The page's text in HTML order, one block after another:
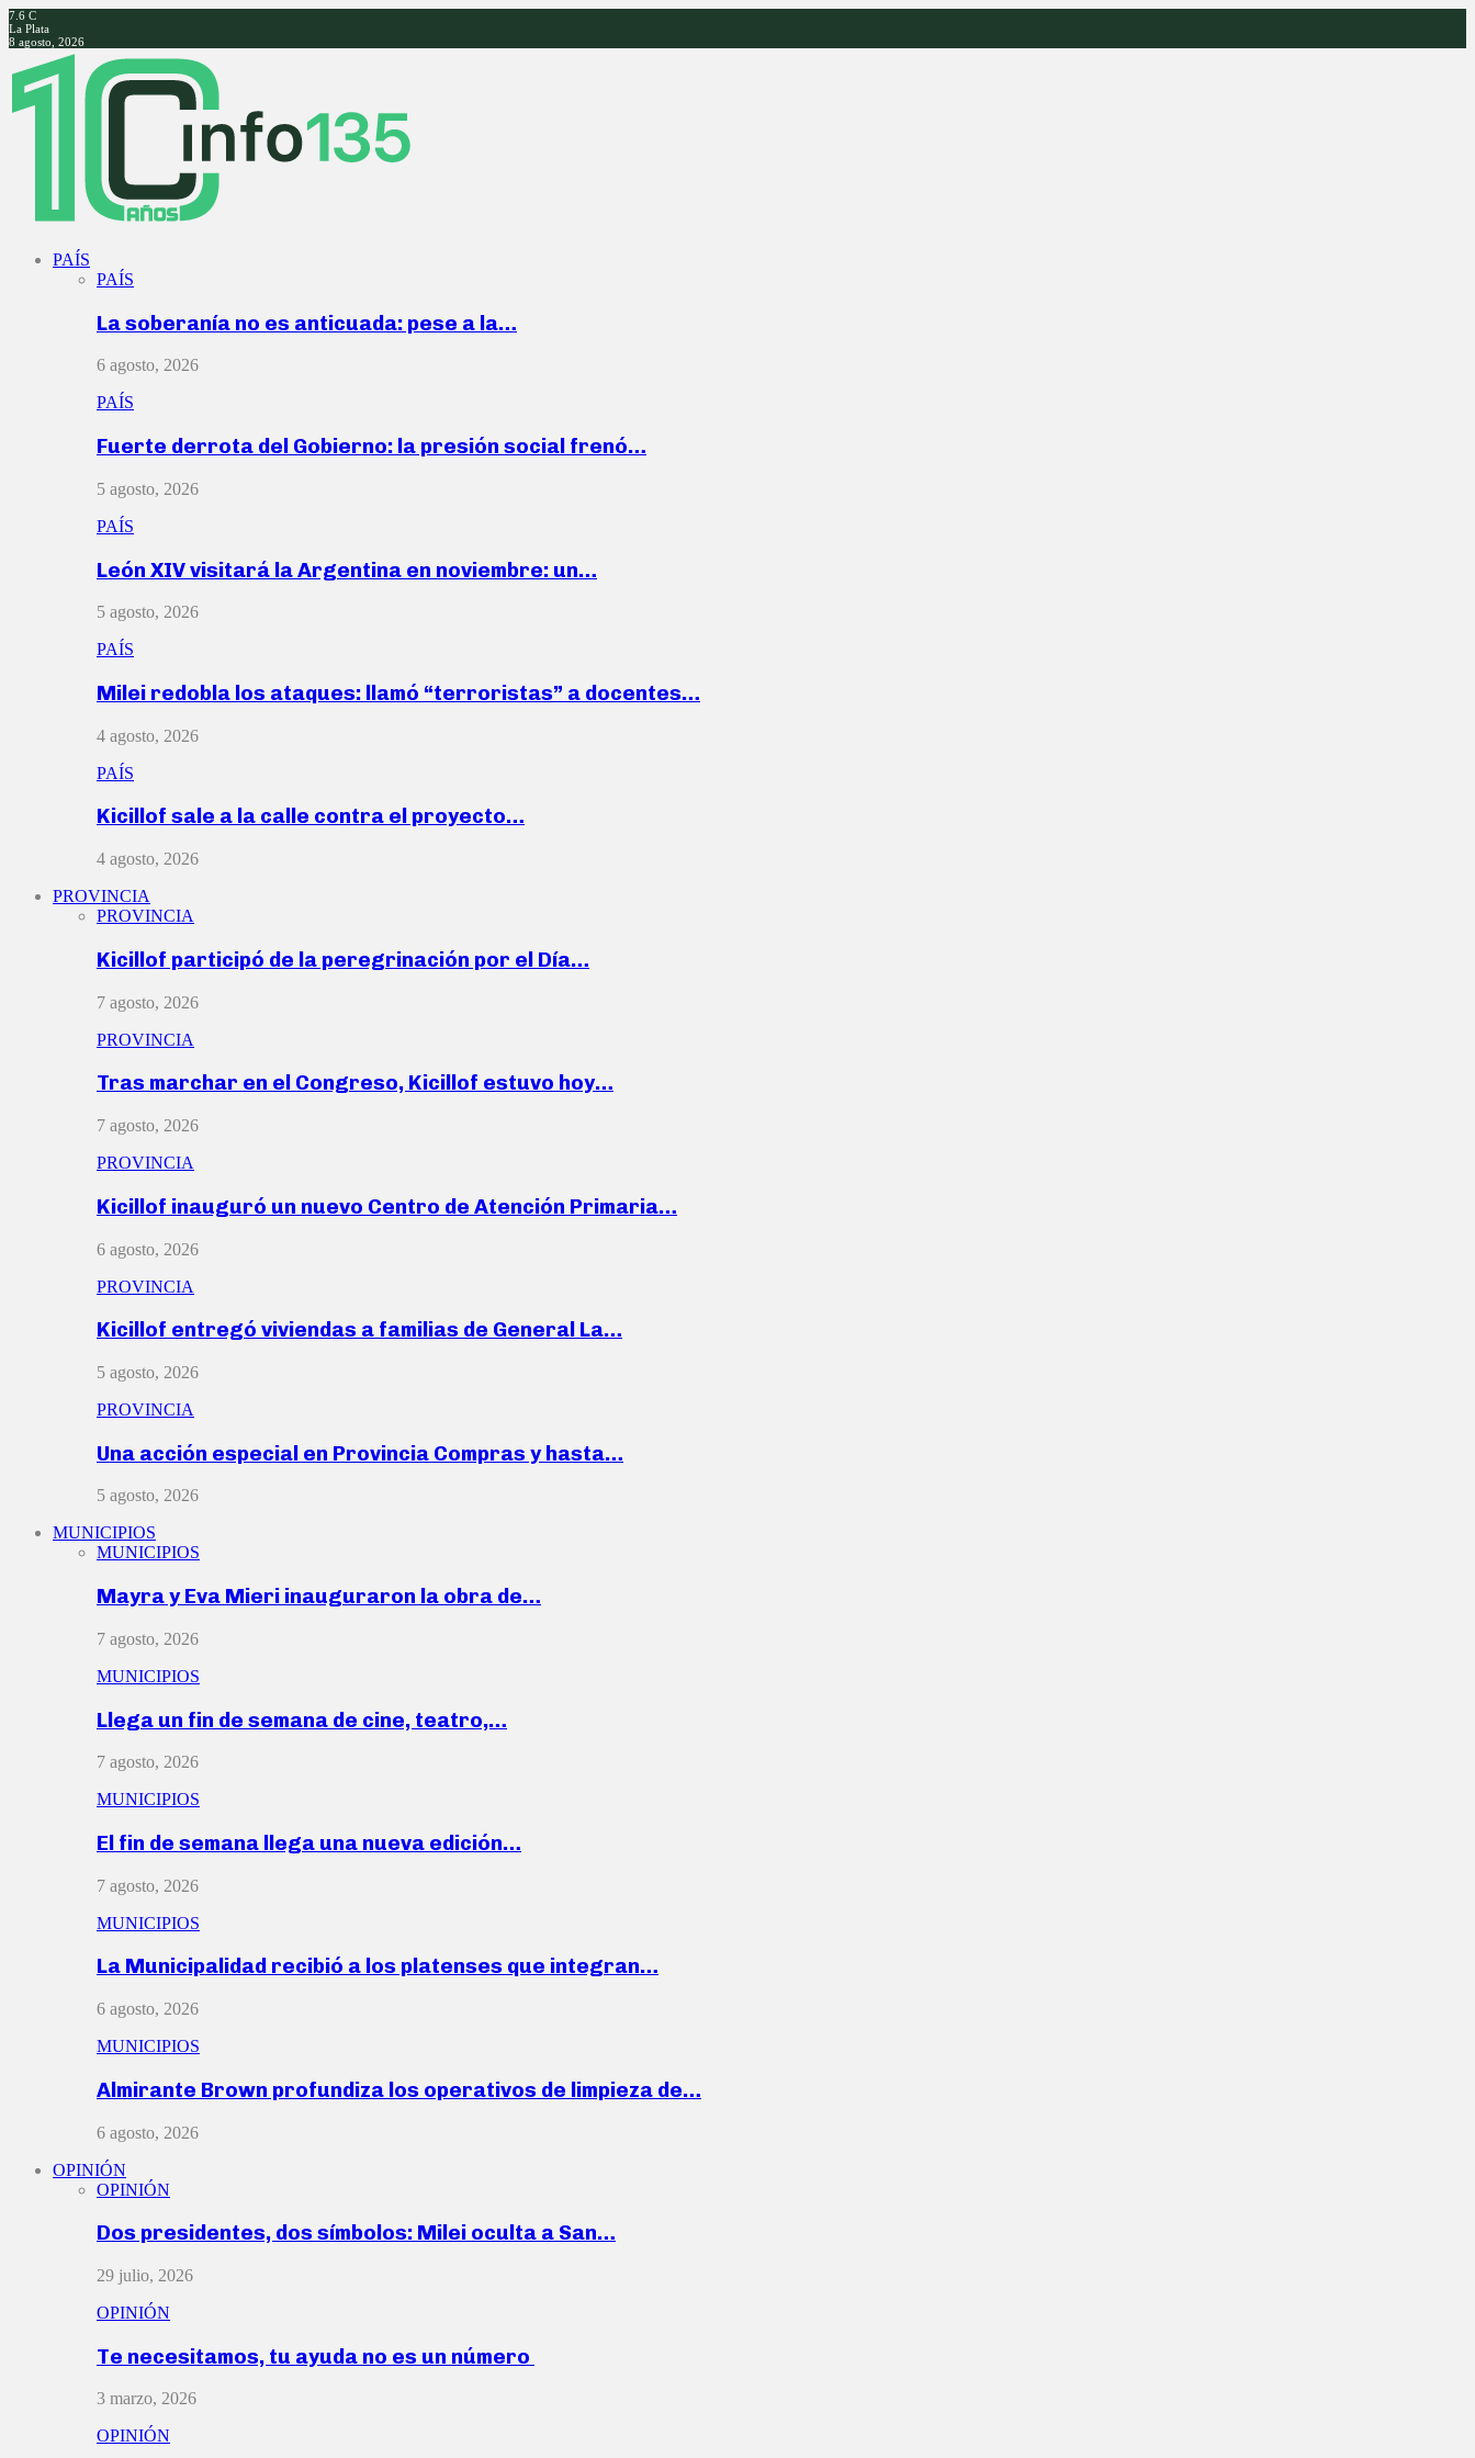
7.6 C
La Plata
8 agosto, 2026
Facebook
Twitter
Instagram
Youtube
PAÍS
PAÍS
La soberanía no es anticuada: pese a la…
6 agosto, 2026
PAÍS
Fuerte derrota del Gobierno: la presión social frenó…
5 agosto, 2026
PAÍS
León XIV visitará la Argentina en noviembre: un…
5 agosto, 2026
PAÍS
Milei redobla los ataques: llamó “terroristas” a docentes…
4 agosto, 2026
PAÍS
Kicillof sale a la calle contra el proyecto…
4 agosto, 2026
PROVINCIA
PROVINCIA
Kicillof participó de la peregrinación por el Día…
7 agosto, 2026
PROVINCIA
Tras marchar en el Congreso, Kicillof estuvo hoy…
7 agosto, 2026
PROVINCIA
Kicillof inauguró un nuevo Centro de Atención Primaria…
6 agosto, 2026
PROVINCIA
Kicillof entregó viviendas a familias de General La…
5 agosto, 2026
PROVINCIA
Una acción especial en Provincia Compras y hasta…
5 agosto, 2026
MUNICIPIOS
MUNICIPIOS
Mayra y Eva Mieri inauguraron la obra de…
7 agosto, 2026
MUNICIPIOS
Llega un fin de semana de cine, teatro,…
7 agosto, 2026
MUNICIPIOS
El fin de semana llega una nueva edición…
7 agosto, 2026
MUNICIPIOS
La Municipalidad recibió a los platenses que integran…
6 agosto, 2026
MUNICIPIOS
Almirante Brown profundiza los operativos de limpieza de…
6 agosto, 2026
OPINIÓN
OPINIÓN
Dos presidentes, dos símbolos: Milei oculta a San…
29 julio, 2026
OPINIÓN
Te necesitamos, tu ayuda no es un número
3 marzo, 2026
OPINIÓN